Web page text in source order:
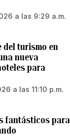
a las 9:29 a.m.
del turismo en
nueva
para
a las 11:10 p.m.
fantásticos para